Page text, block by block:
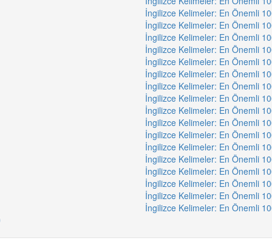
İngilizce Kelimeler: En Önemli
İngilizce Kelimeler: En Önemli
İngilizce Kelimeler: En Önemli
İngilizce Kelimeler: En Önemli
İngilizce Kelimeler: En Önemli
İngilizce Kelimeler: En Önemli
İngilizce Kelimeler: En Önemli
İngilizce Kelimeler: En Önemli
İngilizce Kelimeler: En Önemli
İngilizce Kelimeler: En Önemli
İngilizce Kelimeler: En Önemli
İngilizce Kelimeler: En Önemli
İngilizce Kelimeler: En Önemli
İngilizce Kelimeler: En Önemli
İngilizce Kelimeler: En Önemli
İngilizce Kelimeler: En Önemli
İngilizce Kelimeler: En Önemli